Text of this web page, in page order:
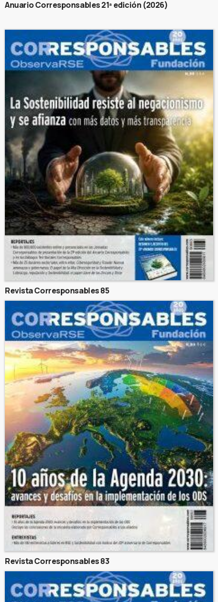
Anuario Corresponsables 21ª edición (2026)
Revista Corresponsables 85
Revista Corresponsables 83